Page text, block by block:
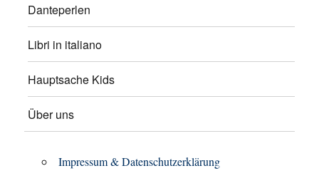
Danteperlen
Libri in italiano
Hauptsache Kids
Über uns
Impressum & Datenschutzerklärung